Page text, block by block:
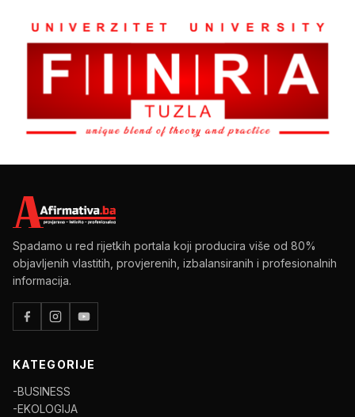
Spadamo u red rijetkih portala koji producira više od 80%
objavljenih vlastitih, provjerenih, izbalansiranih i profesionalnih
informacija.
KATEGORIJE
-BUSINESS
-EKOLOGIJA